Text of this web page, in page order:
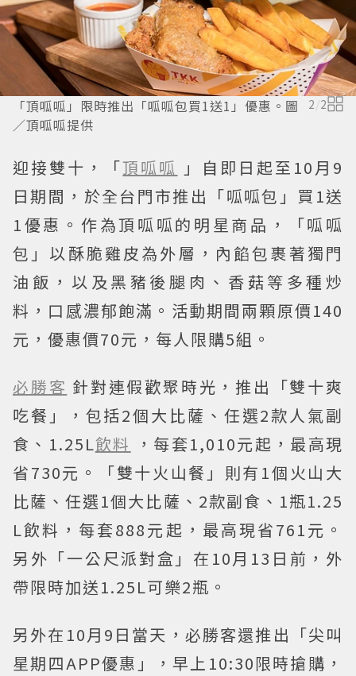
「頂呱呱」限時推出「呱呱包買1送1」優惠。圖
／頂呱呱提供
2/2
迎接雙十，「頂呱呱 」自即日起至10月9
日期間，於全台門市推出「呱呱包」買1送
1優惠。作為頂呱呱的明星商品，「呱呱
包」以酥脆雞皮為外層，內餡包裹著獨門
油飯，以及黑豬後腿肉、香菇等多種炒
料，口感濃郁飽滿。活動期間兩顆原價140
元，優惠價70元，每人限購5組。
必勝客 針對連假歡聚時光，推出「雙十爽
吃餐」，包括2個大比薩、任選2款人氣副
食、1.25L飲料
，每套1,010元起，最高現
省730元。「雙十火山餐」則有1個火山大
比薩、任選1個大比薩、2款副食、1瓶1.25
L飲料，每套888元起，最高現省761元。
另外「一公尺派對盒」在10月13日前，外
帶限時加送1.25L可樂2瓶。
另外在10月9日當天，必勝客還推出「尖叫
星期四APP優惠」，早上10:30限時搶購，